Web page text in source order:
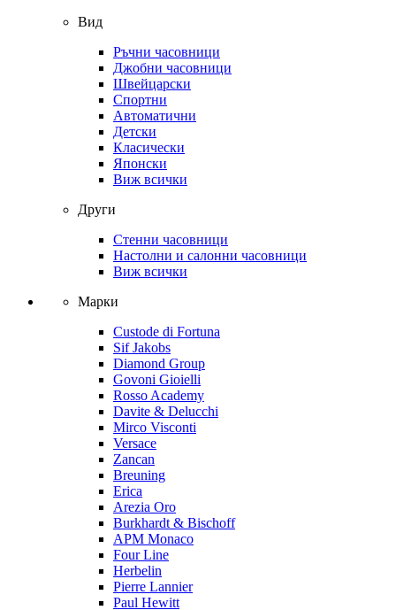
Вид
Ръчни часовници
Джобни часовници
Швейцарски
Спортни
Автоматични
Детски
Класически
Японски
Виж всички
Други
Стенни часовници
Настолни и салонни часовници
Виж всички
Марки
Custode di Fortuna
Sif Jakobs
Diamond Group
Govoni Gioielli
Rosso Academy
Davite & Delucchi
Mirco Visconti
Versace
Zancan
Breuning
Erica
Arezia Oro
Burkhardt & Bischoff
APM Monaco
Four Line
Herbelin
Pierre Lannier
Paul Hewitt